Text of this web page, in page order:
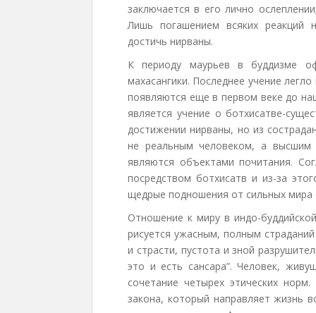
заключается в его лично
Лишь погашением всяких реакций
достичь нирваны.
К периоду маурьев в буддизме
махасангики. Последнее учение
появляются еще в первом веке до
является учение о ботхисатве-
достижении нирваны, но из
не реальным человеком, а
являются объектами почитания.
посредством ботхисатв и из-за
щедрые подношения от сильных мира
Отношение к миру в индо-
рисуется ужасным, полным
и страсти, пустота и зной
это и есть сансара”. Человек,
сочетание четырех этических
закона, который направляет жизнь